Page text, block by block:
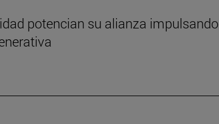
potencian su alianza